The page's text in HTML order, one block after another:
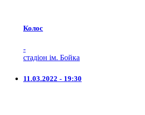
Колос
-
стадіон ім. Бойка
11.03.2022 - 19:30